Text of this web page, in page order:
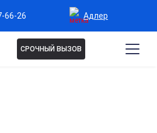
66-26 Адлер
СРОЧНЫЙ ВЫЗОВ